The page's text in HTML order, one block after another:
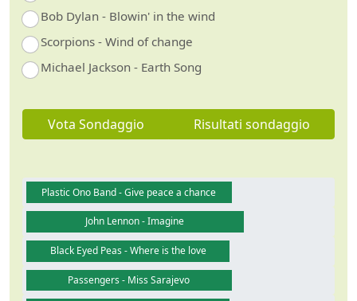
Bob Dylan - Blowin' in the wind
Scorpions - Wind of change
Michael Jackson - Earth Song
Vota Sondaggio Risultati sondaggio
Plastic Ono Band - Give peace a chance
John Lennon - Imagine
Black Eyed Peas - Where is the love
Passengers - Miss Sarajevo